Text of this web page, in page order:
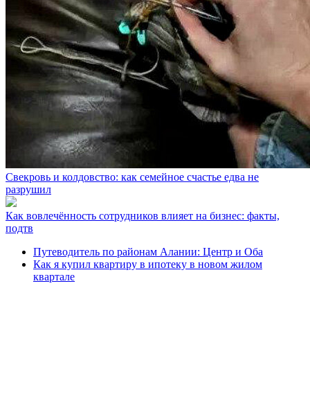
Свекровь и колдовство: как семейное счастье едва не
разрушил
Как вовлечённость сотрудников влияет на бизнес: факты,
подтв
Путеводитель по районам Алании: Центр и Оба
Как я купил квартиру в ипотеку в новом жилом
квартале